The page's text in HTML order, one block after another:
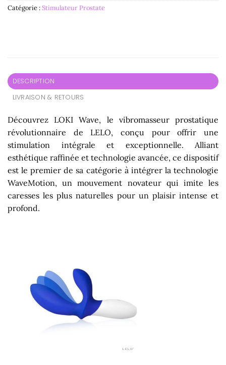
Catégorie :Stimulateur Prostate
DESCRIPTION
LIVRAISON & RETOURS
Découvrez LOKI Wave, le vibromasseur prostatique
révolutionnaire de LELO, conçu pour offrir une
stimulation intégrale et exceptionnelle. Alliant
esthétique raffinée et technologie avancée, ce dispositif
est le premier de sa catégorie à intégrer la technologie
WaveMotion, un mouvement novateur qui imite les
caresses les plus naturelles pour un plaisir intense et
profond.